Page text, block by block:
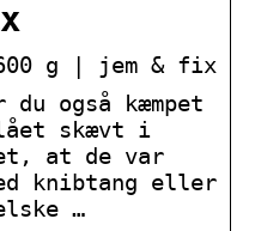
600 g | jem & fix
også kæmpet
skævt i
at de var
knibtang eller
…